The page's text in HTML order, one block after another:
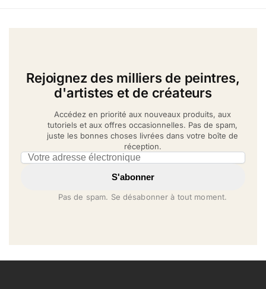
Rejoignez des milliers de peintres,
d'artistes et de créateurs
Accédez en priorité aux nouveaux produits, aux
tutoriels et aux offres occasionnelles. Pas de spam,
juste les bonnes choses livrées dans votre boîte de
réception.
Email address
S'abonner
Pas de spam. Se désabonner à tout moment.